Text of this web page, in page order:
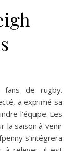
fans de rugby.
a exprimé sa
l’équipe. Les
la saison à venir
s’intégrera